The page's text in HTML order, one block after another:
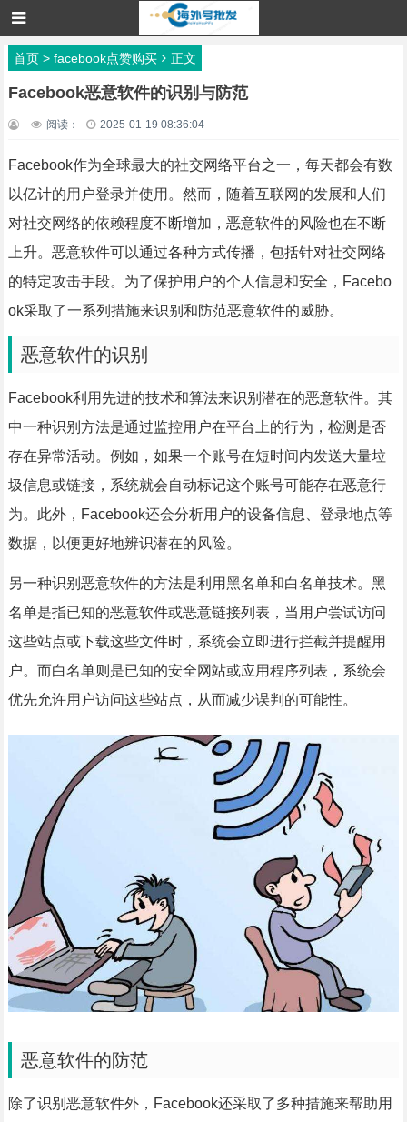
首页> facebook点赞购买 正文
Facebook恶意软件的识别与防范
阅读： 2025-01-19 08:36:04
Facebook作为全球最大的社交网络平台之一，每天都会有数
以亿计的用户登录并使用。然而，随着互联网的发展和人们
对社交网络的依赖程度不断增加，恶意软件的风险也在不断
上升。恶意软件可以通过各种方式传播，包括针对社交网络
的特定攻击手段。为了保护用户的个人信息和安全，Facebo
ok采取了一系列措施来识别和防范恶意软件的威胁。
恶意软件的识别
Facebook利用先进的技术和算法来识别潜在的恶意软件。其
中一种识别方法是通过监控用户在平台上的行为，检测是否
存在异常活动。例如，如果一个账号在短时间内发送大量垃
圾信息或链接，系统就会自动标记这个账号可能存在恶意行
为。此外，Facebook还会分析用户的设备信息、登录地点等
数据，以便更好地辨识潜在的风险。
另一种识别恶意软件的方法是利用黑名单和白名单技术。黑
名单是指已知的恶意软件或恶意链接列表，当用户尝试访问
这些站点或下载这些文件时，系统会立即进行拦截并提醒用
户。而白名单则是已知的安全网站或应用程序列表，系统会
优先允许用户访问这些站点，从而减少误判的可能性。
恶意软件的防范
除了识别恶意软件外，Facebook还采取了多种措施来帮助用